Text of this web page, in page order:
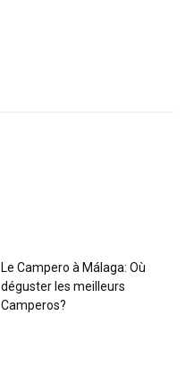
Le Campero à Málaga: Où
déguster les meilleurs
Camperos?